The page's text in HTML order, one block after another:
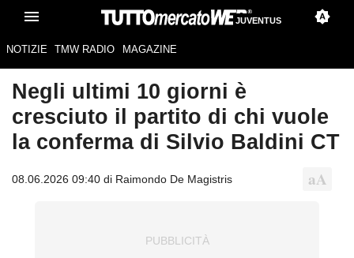
JUVENTUS
NOTIZIE TMW RADIO MAGAZINE
Negli ultimi 10 giorni è
cresciuto il partito di chi vuole
la conferma di Silvio Baldini CT
08.06.2026 09:40 di Raimondo De Magistris